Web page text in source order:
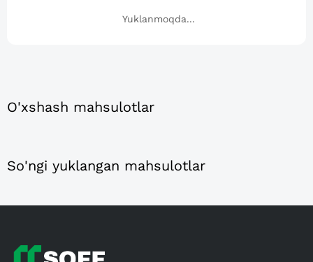
Yuklanmoqda...
O'xshash mahsulotlar
So'ngi yuklangan mahsulotlar